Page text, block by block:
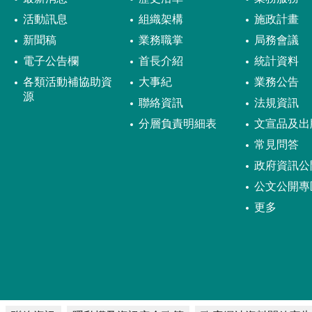
活動訊息
新聞稿
電子公告欄
各類活動補協助資
源
組織架構
業務職掌
首長介紹
大事紀
聯絡資訊
分層負責明細表
施政計畫
局務會議
統計資料
業務公告
法規資訊
文宣品及
常見問答
政府資訊公
公文公開專
更多